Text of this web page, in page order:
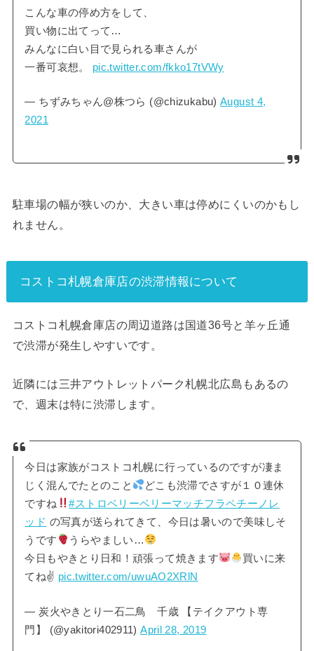
こんな車の停め方をして、
買い物に出てって…
みんなに白い目で見られる車さんが
一番可哀想。 pic.twitter.com/fkko17tVWy
— ちずみちゃん@株つら (@chizukabu)August 4,
2021
駐車場の幅が狭いのか、大きい車は停めにくいのかもし
れません。
コストコ札幌倉庫店の渋滞情報について
コストコ札幌倉庫店の周辺道路は国道36号と羊ヶ丘通
で渋滞が発生しやすいです。
近隣には三井アウトレットパーク札幌北広島もあるの
で、週末は特に渋滞します。
今日は家族がコストコ札幌に行っているのですが凄ま
じく混んでたとのこと
どこも渋滞でさすが１０連休
ですね
#ストロベリーベリーマッチフラペチーノレ
ッド の写真が送られてきて、今日は暑いので美味しそ
うです
うらやましい…
今日もやきとり日和！頑張って焼きます
買いに来
てね✌ pic.twitter.com/uwuAO2XRlN
— 炭火やきとり一石二鳥 千歳 【テイクアウト専
門】 (@yakitori402911)April 28, 2019